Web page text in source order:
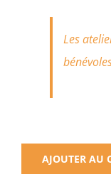
Les
AJOUTER AU